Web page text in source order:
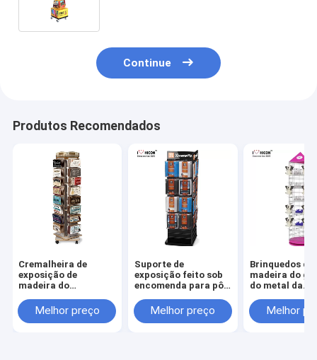
Continue
Produtos Recomendados
Cremalheira de
exposição de
madeira do
carro da cremalheira
de exposição do
Melhor preço
Suporte de
exposição feito sob
encomenda para pôr
madeira da
cremalheira do
Melhor preço
Brinquedos de
madeira do
do metal da
exposição do
da plataforma
Melhor